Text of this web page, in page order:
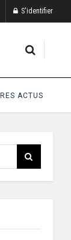
S'identifier
ACTUS